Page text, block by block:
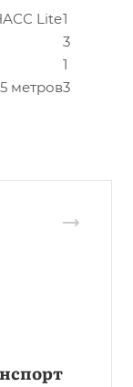
Lite1
3
1
метров3